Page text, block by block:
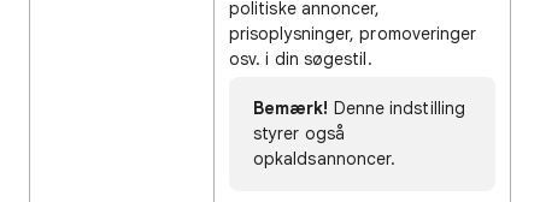
politiske annoncer,
prisoplysninger, promoveringer
osv. i din søgestil.
Bemærk! Denne indstilling
styrer også
opkaldsannoncer.